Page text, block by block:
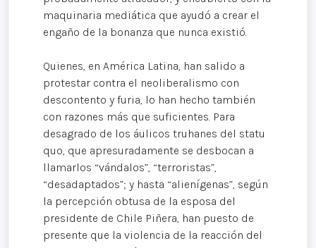
maquinaria mediática que ayudó a crear el
engaño de la bonanza que nunca existió.
Quienes, en América Latina, han salido a
protestar contra el neoliberalismo con
descontento y furia, lo han hecho también
con razones más que suficientes. Para
desagrado de los áulicos truhanes del statu
quo, que apresuradamente se desbocan a
llamarlos “vándalos”, “terroristas”,
“desadaptados”; y hasta “alienígenas”, según
la percepción obtusa de la esposa del
presidente de Chile Piñera, han puesto de
presente que la violencia de la reacción del